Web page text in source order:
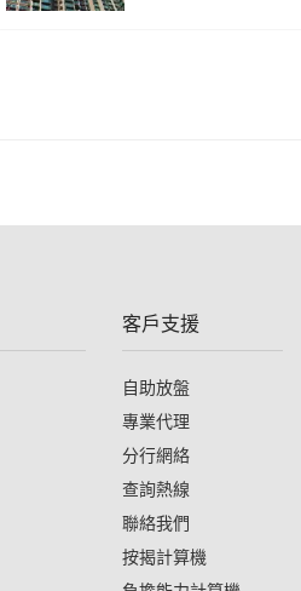
客戶支援
自助放盤
專業代理
分行網絡
查詢熱線
聯絡我們
按揭計算機